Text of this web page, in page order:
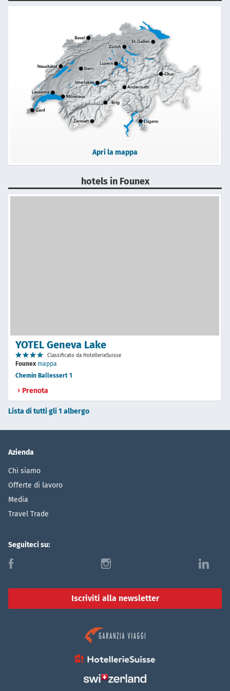
Apri la mappa
hotels in Founex
YOTEL Geneva Lake
Classificato da HotellerieSuisse
Founex mappa
Chemin Ballessert 1
Prenota
Lista di tutti gli 1 albergo
Azienda
Chi siamo
Offerte di lavoro
Media
Travel Trade
Seguiteci su:
f i l
Iscriviti alla newsletter